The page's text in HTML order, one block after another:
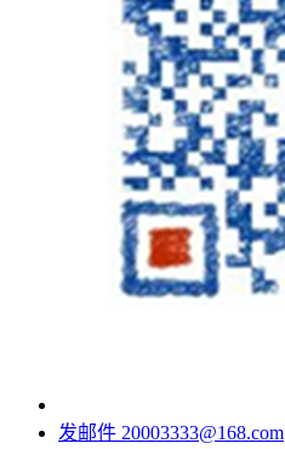
发邮件 20003333@168.com